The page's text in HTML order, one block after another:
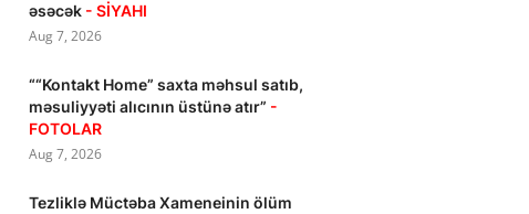
əsəcək - SİYAHI
Aug 7, 2026
““Kontakt Home” saxta məhsul satıb,
məsuliyyəti alıcının üstünə atır” -
FOTOLAR
Aug 7, 2026
Tezliklə Müctəba Xameneinin ölüm